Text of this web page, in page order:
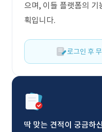
으며, 이들 플랫폼의 기
획입니다.
로그인 후
딱 맞는 견적이 궁금하